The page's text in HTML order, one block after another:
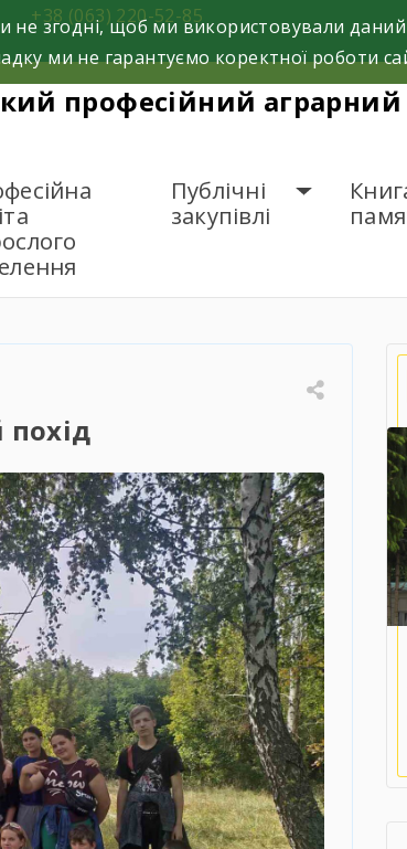
+38 (063) 220-52-85
професійний аграрний
Публічні
закупівлі
похід
згодні, щоб ми використовували
ми не гарантуємо коректної роботи